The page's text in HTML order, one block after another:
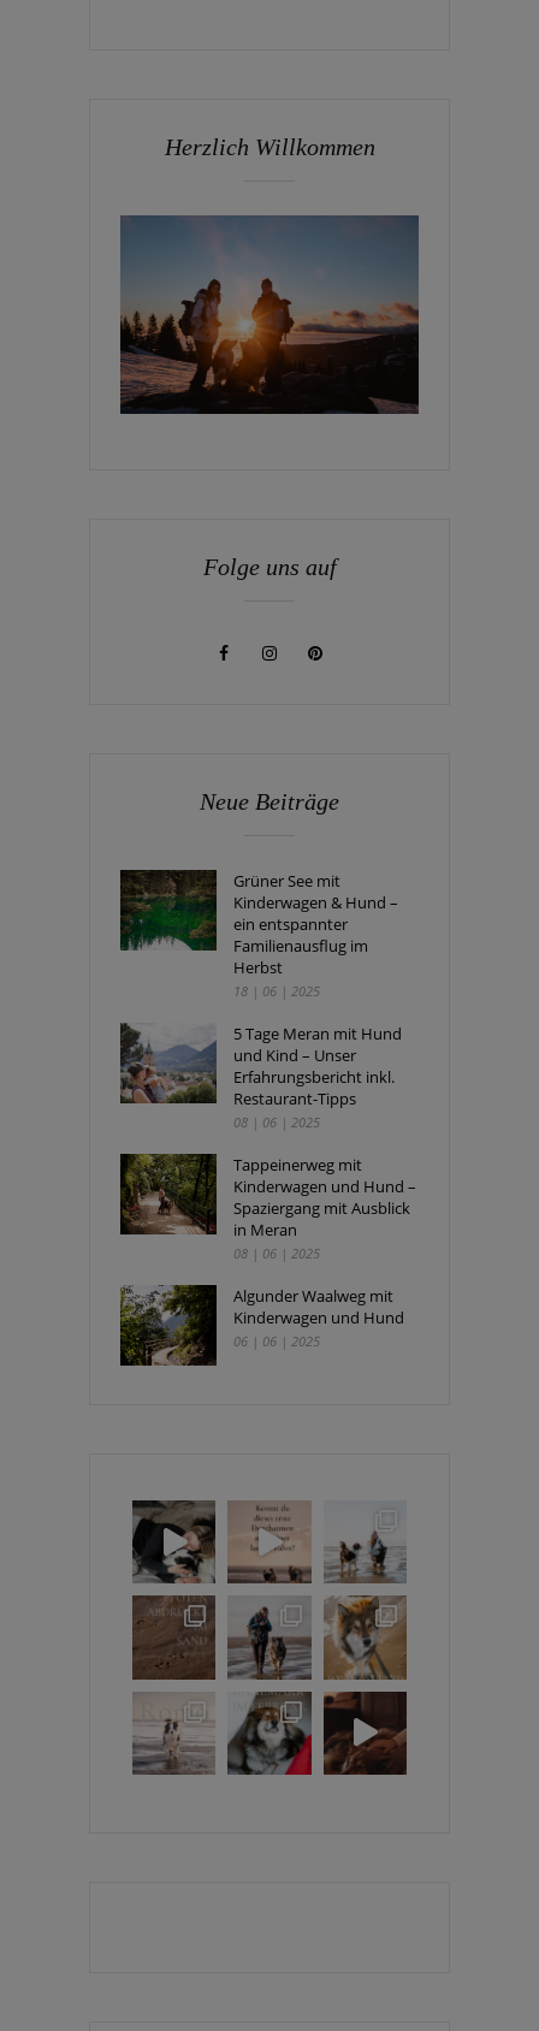
Herzlich Willkommen
Folge uns auf
Neue Beiträge
Grüner See mit
Kinderwagen & Hund –
ein entspannter
Familienausflug im
Herbst
18 | 06 | 2025
5 Tage Meran mit Hund
und Kind – Unser
Erfahrungsbericht inkl.
Restaurant-Tipps
08 | 06 | 2025
Tappeinerweg mit
Kinderwagen und Hund –
Spaziergang mit Ausblick
in Meran
08 | 06 | 2025
Algunder Waalweg mit
Kinderwagen und Hund
06 | 06 | 2025